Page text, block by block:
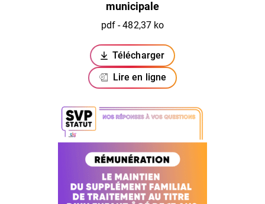
municipale
pdf - 482,37 ko
Télécharger
(ouverture dans un nouvel
Lire en ligne